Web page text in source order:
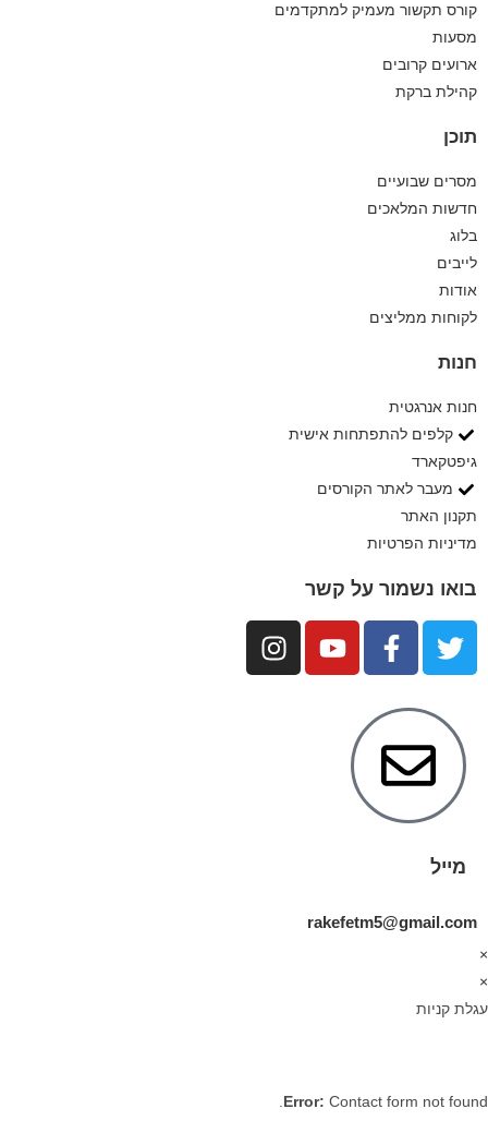
קורס תקשור מעמיק למתקדמים
מסעות
ארועים קרובים
קהילת ברקת
תוכן
מסרים שבועיים
חדשות המלאכים
בלוג
לייבים
אודות
לקוחות ממליצים
חנות
חנות אנרגטית
קלפים להתפתחות אישית
גיפטקארד
מעבר לאתר הקורסים
תקנון האתר
מדיניות הפרטיות
בואו נשמור על קשר
מייל
rakefetm5@gmail.com
×
×
עגלת קניות
Error: Contact form not found.